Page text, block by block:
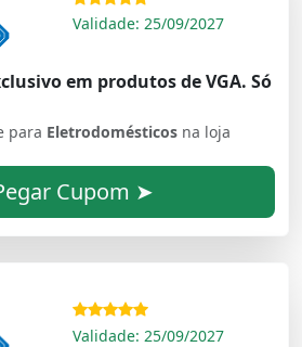
Validade: 25/09/2027
em produtos de VGA. Só
para Eletrodomésticos na loja
Cupom ➤
Validade: 25/09/2027